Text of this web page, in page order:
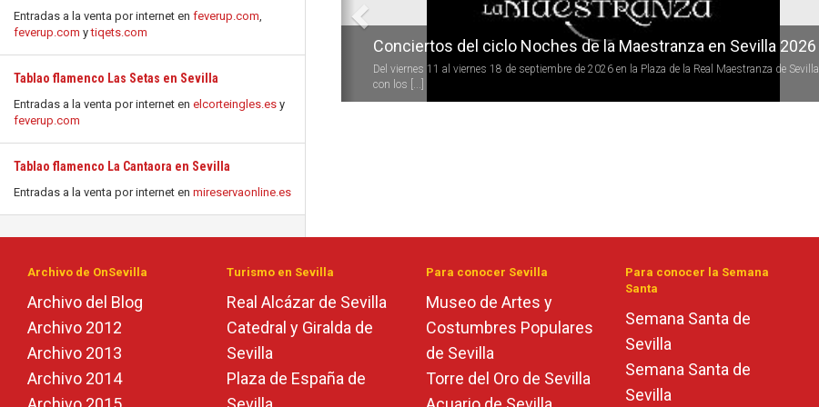
Entradas a la venta por internet en feverup.com,
feverup.com ytiqets.com
Tablao flamenco Las Setas en Sevilla
Entradas a la venta por internet en elcorteingles.es y
feverup.com
Tablao flamenco La Cantaora en Sevilla
Entradas a la venta por internet en mireservaonline.es
Conciertos del ciclo Noches de la Maestranza en Sevilla 2026
Del viernes 11 al viernes 18 de septiembre de 2026 en la Plaza de la Real Maestranza de Sevilla
con los [...]
Archivo de OnSevilla
Archivo del Blog
Archivo 2012
Archivo 2013
Archivo 2014
Turismo en Sevilla
Real Alcázar de Sevilla
Catedral y Giralda de
Sevilla
Plaza de España de
Para conocer Sevilla
Museo de Artes y
Costumbres Populares
de Sevilla
Torre del Oro de Sevilla
Para conocer la Semana
Santa
Semana Santa de
Sevilla
Semana Santa de
Sevilla